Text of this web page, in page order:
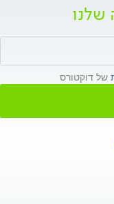
של דוקטורס